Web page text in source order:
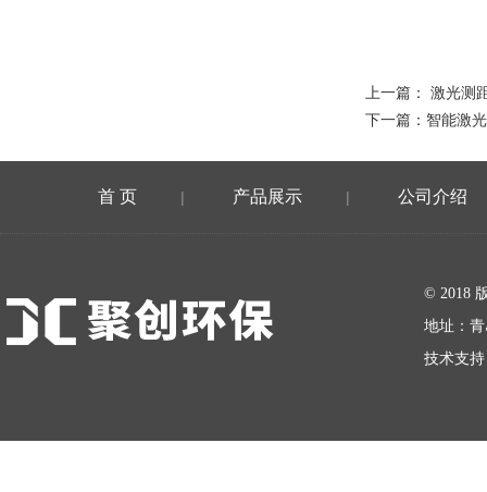
上一篇： 激光测
下一篇： 智能激
首 页 | 产品展示 | 公司介绍
© 2018
地址：
技术支